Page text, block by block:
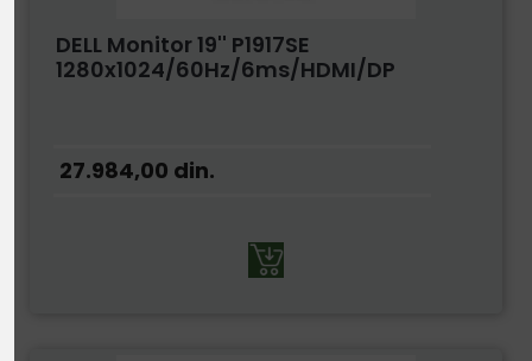
DELL Monitor 19'' P1917SE
1280x1024/60Hz/6ms/HDMI/DP
27.984,00 din.